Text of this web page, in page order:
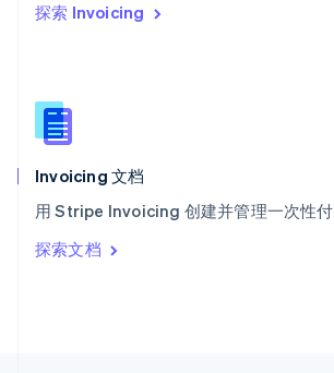
探索 Invoicing
Invoicing 文档
用 Stripe Invoicing 创建并管理一次性付
探索文档
西班牙
新西兰
English
匈牙利
English
ItalianoEnglish
印度
English